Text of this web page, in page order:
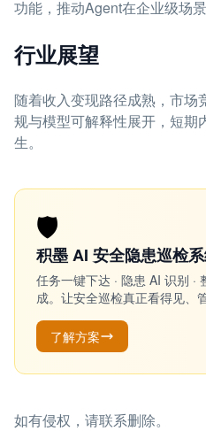
功能，推动Agent在企业级场
行业展望
随着收入变现路径成熟，市场
规与模型可解释性展开，短期
生。
🛡️
积墨 AI 安全隐患巡检
任务一键下达 · 隐患 AI 识别 ·
成。让安全巡检真正看得见、
了解方案
如有侵权，请联系删除。